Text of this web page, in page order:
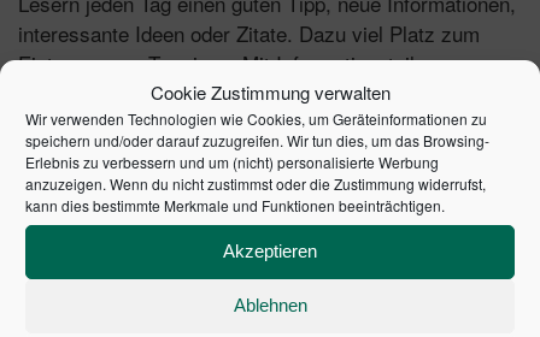
Cookie Zustimmung verwalten
Wir verwenden Technologien wie Cookies, um Geräteinformationen zu
speichern und/oder darauf zuzugreifen. Wir tun dies, um das Browsing-
Erlebnis zu verbessern und um (nicht) personalisierte Werbung
anzuzeigen. Wenn du nicht zustimmst oder die Zustimmung widerrufst,
kann dies bestimmte Merkmale und Funktionen beeinträchtigen.
Akzeptieren
Ablehnen
interessante Ideen oder Zitate. Dazu viel Platz zum
Eintragen von Terminen. Mit Informationsteil am
Schluss zu wichtigen Terminen und Fristen 2022 und
einem Stichwortverzeichnis.
Tipps aus den Bereichen:
Recht